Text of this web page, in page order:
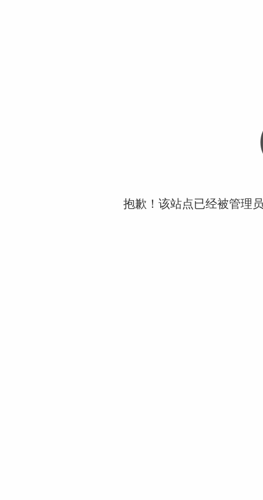
抱歉！该站点已经被管理